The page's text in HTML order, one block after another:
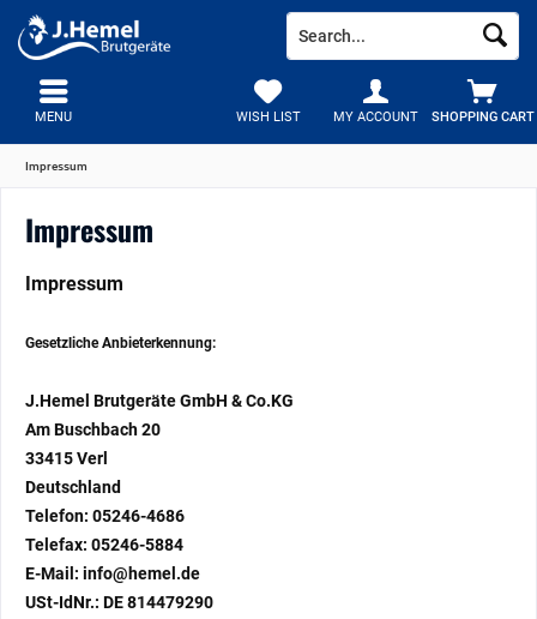
SHOPPING CART
WISH LIST MY ACCOUNT
MENU
Impressum
Impressum
Impressum
Gesetzliche Anbieterkennung:
J.Hemel Brutgeräte GmbH & Co.KG
Am Buschbach 20
33415 Verl
Deutschland
Telefon: 05246-4686
Telefax: 05246-5884
E-Mail: info@hemel.de
USt-IdNr.: DE 814479290